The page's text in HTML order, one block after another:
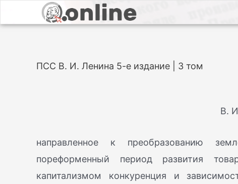
ПСС В. И. Ленина 5-е издание | 3 том
В.
направленное к преобразованию
пореформенный период развития
капитализмом конкуренция и